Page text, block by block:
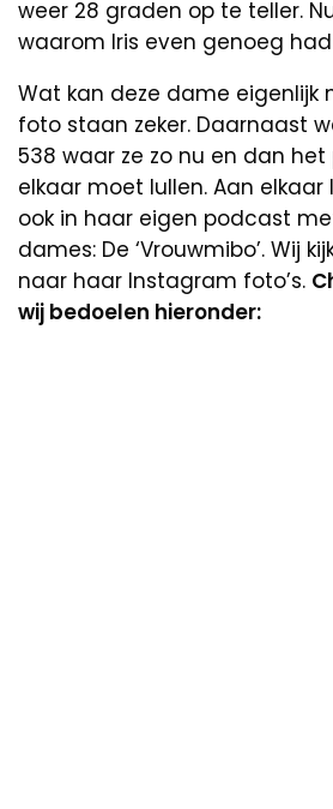
weer 28 graden op te teller.
waarom Iris even genoeg
Wat kan deze dame eigenlijk
foto staan zeker. Daarnaast
538 waar ze zo nu en dan
elkaar moet lullen. Aan
ook in haar eigen podcast
dames: De ‘Vrouwmibo’. Wij
naar haar Instagram foto’s.
wij bedoelen hieronder: